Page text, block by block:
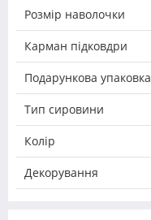
Розмір наволочки
Карман підковдри
Подарункова упаковка
Тип сировини
Колір
Декорування